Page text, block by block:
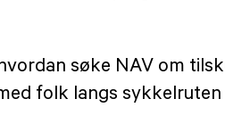
søke NAV om
folk langs